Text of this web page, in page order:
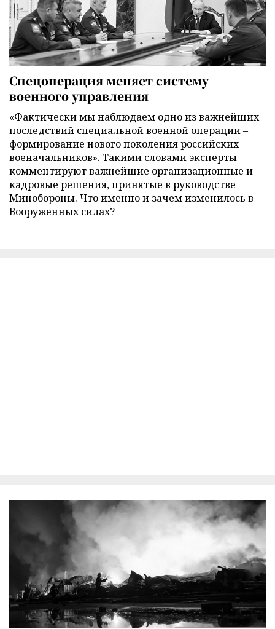
Спецоперация меняет систему
военного управления
«Фактически мы наблюдаем одно из важнейших
последствий специальной военной операции –
формирование нового поколения российских
военачальников». Такими словами эксперты
комментируют важнейшие организационные и
кадровые решения, принятые в руководстве
Минобороны. Что именно и зачем изменилось в
Вооруженных силах?